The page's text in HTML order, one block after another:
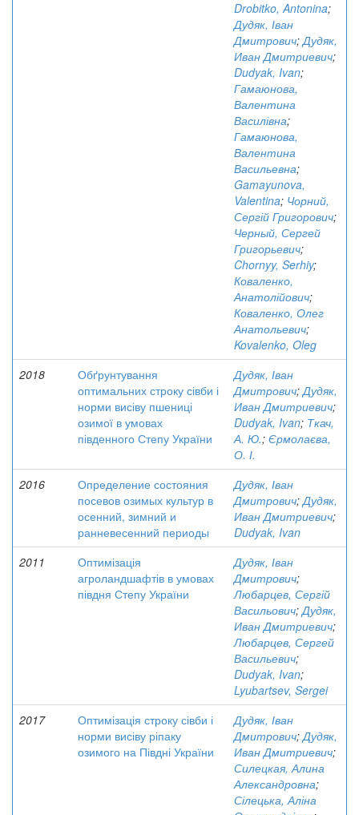
Drobitko, Antonina;
Дудяк, Іван
Дмитрович;Дудяк,
Иван Дмитриевич;
Dudyak, Ivan;
Гамаюнова,
Валентина
Василівна;
Гамаюнова,
Валентина
Васильевна;
Gamayunova,
Valentina; Чорний,
Сергій Григорович;
Черный, Сергей
Григорьевич;
Chornyy, Serhiy;
Коваленко,
Анатолійович;
Коваленко, Олег
Анатольевич;
Kovalenko, Oleg
2018
Обґрунтування
оптимальних строку сівби і
норми висіву пшениці
озимої в умовах
південного Степу України
Дудяк, Іван
Дмитрович;Дудяк,
Иван Дмитриевич;
Dudyak, Ivan; Ткач,
А. Ю.; Єрмолаєва,
О. І.
2016
Определение состояния
посевов озимых культур в
осенний, зимний и
ранневесенний периоды
Дудяк, Іван
Дмитрович;Дудяк,
Иван Дмитриевич;
Dudyak, Ivan
2011
Оптимізація
агроландшафтів в умовах
півдня Степу України
Дудяк, Іван
Дмитрович;
Любарцев, Сергій
Васильович;Дудяк,
Иван Дмитриевич;
Любарцев, Сергей
Васильевич;
Dudyak, Ivan;
Lyubartsev, Sergei
2017
Оптимізація строку сівби і
норми висіву ріпаку
озимого на Півдні України
Дудяк, Іван
Дмитрович;Дудяк,
Иван Дмитриевич;
Силецкая, Алина
Александровна;
Сілецька, Аліна